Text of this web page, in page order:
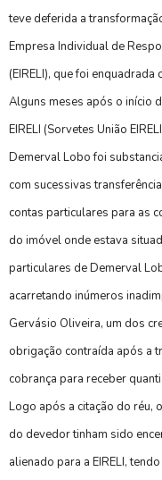
teve deferida a
Empresa Individual de
(EIRELI), que foi
Alguns meses após o início
EIRELI (Sorvetes União
Demerval Lobo foi
com sucessivas
contas particulares para as
do imóvel onde estava
particulares de Demerval
acarretando inúmeros
Gervásio Oliveira, um dos
obrigação contraída após a
cobrança para receber
Logo após a citação do réu,
do devedor tinham sido
alienado para a EIRELI,